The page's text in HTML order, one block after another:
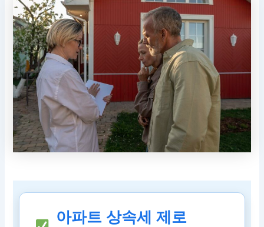
아파트 상속세 제로